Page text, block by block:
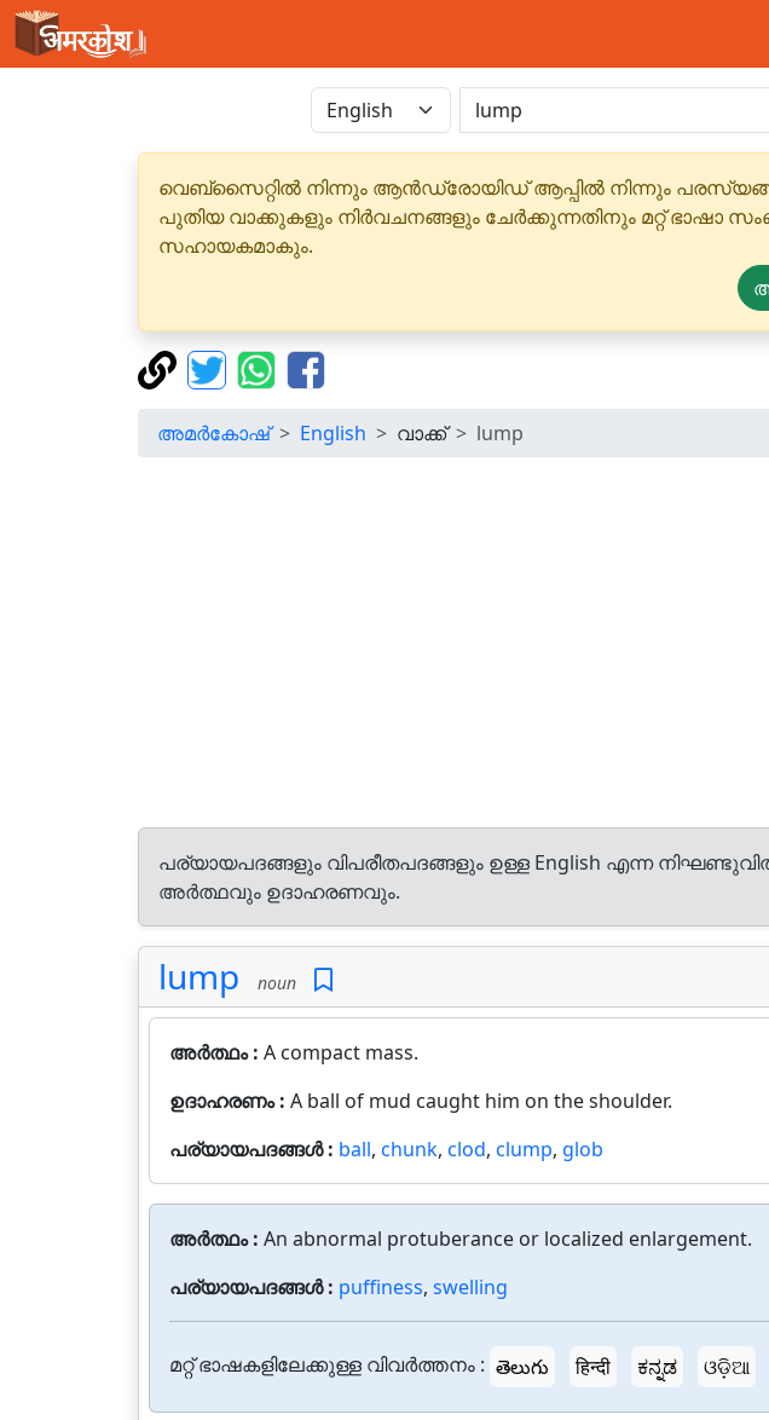
വെബ്‌സൈറ്റിൽ നിന്നും ആൻഡ്രോയിഡ് ആപ്പിൽ നിന്നും
പുതിയ വാക്കുകളും നിർവചനങ്ങളും ചേർക്കുന്നതിനും മറ്റ്
സഹായകമാകും.
അമർകോഷ് English വാക്ക് lump
പര്യായപദങ്ങളും വിപരീതപദങ്ങളും ഉള്ള English എന്ന
അർത്ഥവും ഉദാഹരണവും.
lump noun
അർത്ഥം : A compact mass.
ഉദാഹരണം : A ball of mud caught him on the shoulder.
പര്യായപദങ്ങൾ : ball, chunk, clod, clump, glob
അർത്ഥം : An abnormal protuberance or localized enlargement.
പര്യായപദങ്ങൾ : puffiness, swelling
മറ്റ് ഭാഷകളിലേക്കുള്ള വിവർത്തനം : తెలుగు हिन्दी ಕನ್ನಡ ଓଡ଼ିଆ